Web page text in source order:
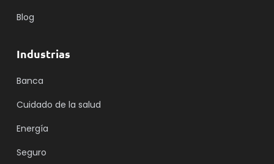
Blog
Industrias
Banca
Cuidado de la salud
Energía
Seguro